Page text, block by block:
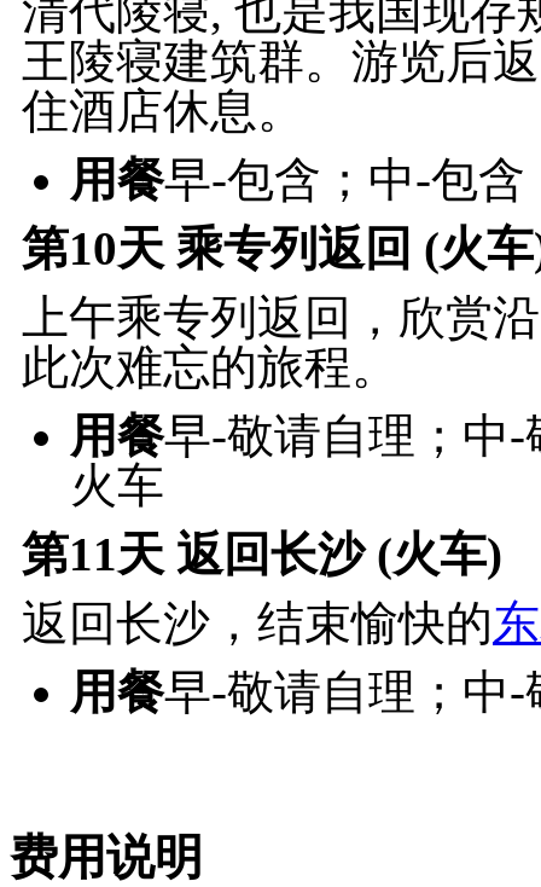
清代陵寝, 也是我国现存
王陵寝建筑群。游览后
住酒店休息。
用餐早-包含；中-包
第10天 乘专列返回 (火
上午乘专列返回，欣赏
此次难忘的旅程。
用餐早-敬请自理；中
火车
第11天 返回长沙 (火车)
返回长沙，结束愉快的
用餐早-敬请自理；中
费用说明